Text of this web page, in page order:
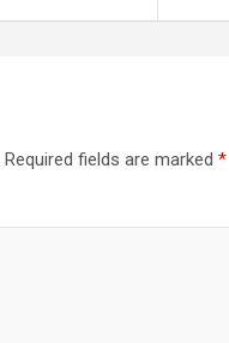
Required fields are marked *